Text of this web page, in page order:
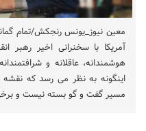
معین نیوز_یونس رنجکش/تمام
آمریکا با سخنرانی اخیر رهبر
هوشمندانه، عاقلانه و
اینگونه به نظر می رسد که نقشه
مسیر گفت و گو بسته نیست و برخی